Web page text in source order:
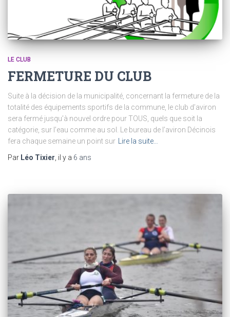
LE CLUB
FERMETURE DU CLUB
Suite à la décision de la municipalité, concernant la fermeture de la
totalité des équipements sportifs de la commune, le club d’aviron
sera fermé jusqu’à nouvel ordre pour TOUS, quels que soit la
catégorie, sur l’eau comme au sol. Le bureau de l’aviron Décinois
fera chaque semaine un point sur
Lire la suite…
Par Léo Tixier , il y a 6 ans